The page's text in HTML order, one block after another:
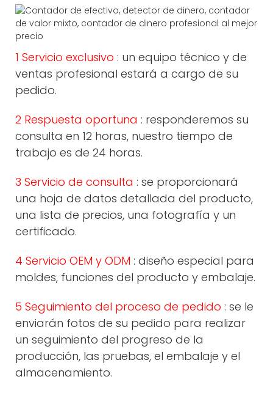
1 Servicio exclusivo : un equipo técnico y de
ventas profesional estará a cargo de su
pedido.
2 Respuesta oportuna : responderemos su
consulta en 12 horas, nuestro tiempo de
trabajo es de 24 horas.
3 Servicio de consulta : se proporcionará
una hoja de datos detallada del producto,
una lista de precios, una fotografía y un
certificado.
4 Servicio OEM y ODM : diseño especial para
moldes, funciones del producto y embalaje.
5 Seguimiento del proceso de pedido : se le
enviarán fotos de su pedido para realizar
un seguimiento del progreso de la
producción, las pruebas, el embalaje y el
almacenamiento.